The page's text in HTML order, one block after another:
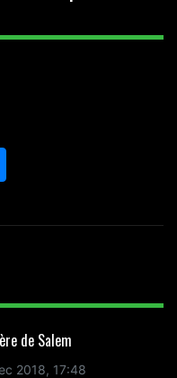
de Salem
2018, 17:48